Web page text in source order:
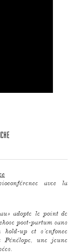
avec la
adopte le point de
post-partum sans
up et s’enfonce
Pénélope, une jeune